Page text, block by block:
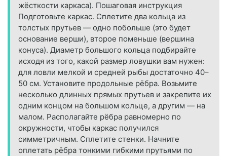
жёсткости каркаса). Пошаговая инструкция
Подготовьте каркас. Сплетите два кольца из
толстых прутьев — одно побольше (это будет
основание верши), второе поменьше (вершина
конуса). Диаметр большого кольца подбирайте
исходя из того, какой размер ловушки вам нужен:
для ловли мелкой и средней рыбы достаточно 40–
50 см. Установите продольные рёбра. Возьмите
несколько длинных прямых прутьев и закрепите их
одним концом на большом кольце, а другим — на
малом. Располагайте рёбра равномерно по
окружности, чтобы каркас получился
симметричным. Сплетите стенки. Начните
оплетать рёбра тонкими гибкими прутьями по